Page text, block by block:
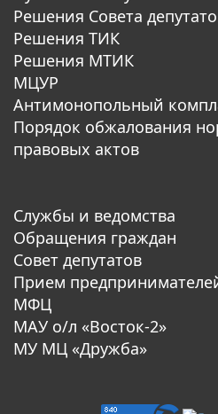
Решения Совета
Решения ТИК
Решения МТИК
МЦУР
Антимонопольный
Порядок обжалования
правовых актов
Службы и ведомства
Обращения граждан
Совет депутатов
Прием
МФЦ
МАУ о/л «Восток-2»
МУ МЦ «Дружба»